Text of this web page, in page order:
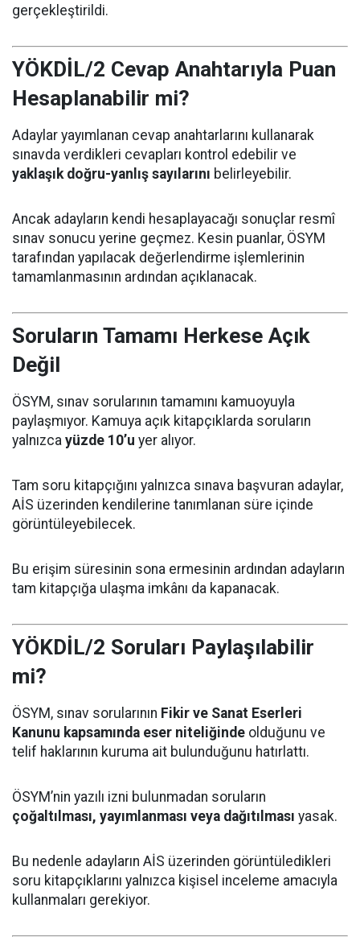
gerçekleştirildi.
YÖKDİL/2 Cevap Anahtarıyla Puan
Hesaplanabilir mi?
Adaylar yayımlanan cevap anahtarlarını kullanarak
sınavda verdikleri cevapları kontrol edebilir ve
yaklaşık doğru-yanlış sayılarını belirleyebilir.
Ancak adayların kendi hesaplayacağı sonuçlar resmî
sınav sonucu yerine geçmez. Kesin puanlar, ÖSYM
tarafından yapılacak değerlendirme işlemlerinin
tamamlanmasının ardından açıklanacak.
Soruların Tamamı Herkese Açık
Değil
ÖSYM, sınav sorularının tamamını kamuoyuyla
paylaşmıyor. Kamuya açık kitapçıklarda soruların
yalnızca yüzde 10’u yer alıyor.
Tam soru kitapçığını yalnızca sınava başvuran adaylar,
AİS üzerinden kendilerine tanımlanan süre içinde
görüntüleyebilecek.
Bu erişim süresinin sona ermesinin ardından adayların
tam kitapçığa ulaşma imkânı da kapanacak.
YÖKDİL/2 Soruları Paylaşılabilir
mi?
ÖSYM, sınav sorularının Fikir ve Sanat Eserleri
Kanunu kapsamında eser niteliğinde olduğunu ve
telif haklarının kuruma ait bulunduğunu hatırlattı.
ÖSYM’nin yazılı izni bulunmadan soruların
çoğaltılması, yayımlanması veya dağıtılması yasak.
Bu nedenle adayların AİS üzerinden görüntüledikleri
soru kitapçıklarını yalnızca kişisel inceleme amacıyla
kullanmaları gerekiyor.